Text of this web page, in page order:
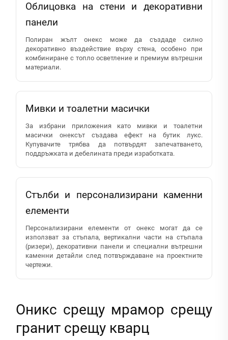
Облицовка на стени и декоративни
панели
Полиран жълт онекс може да създаде силно
декоративно въздействие върху стена, особено при
комбиниране с топло осветление и премиум вътрешни
материали.
Мивки и тоалетни масички
За избрани приложения като мивки и тоалетни
масички онексът създава ефект на бутик лукс.
Купувачите трябва да потвърдят запечатването,
поддръжката и дебелината преди изработката.
Стълби и персонализирани каменни
елементи
Персонализирани елементи от онекс могат да се
използват за стъпала, вертикални части на стъпала
(ризери), декоративни панели и специални вътрешни
каменни детайли след потвърждаване на проектните
чертежи.
Оникс срещу мрамор срещу
гранит срещу кварц